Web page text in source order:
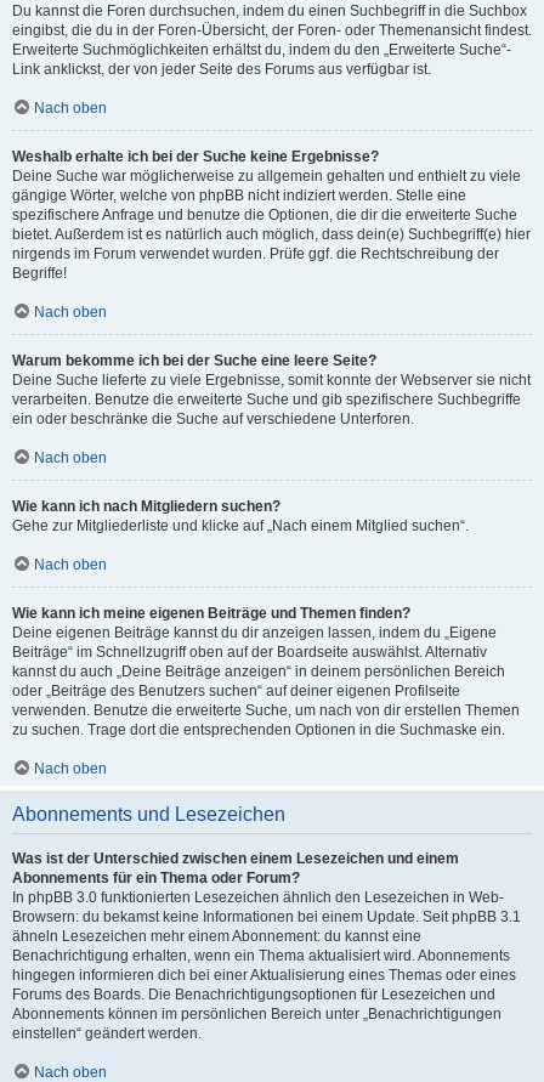
Du kannst die Foren durchsuchen, indem du einen Suchbegriff in die Suchbox
eingibst, die du in der Foren-Übersicht, der Foren- oder Themenansicht findest.
Erweiterte Suchmöglichkeiten erhältst du, indem du den „Erweiterte Suche“-
Link anklickst, der von jeder Seite des Forums aus verfügbar ist.
Nach oben
Weshalb erhalte ich bei der Suche keine Ergebnisse?
Deine Suche war möglicherweise zu allgemein gehalten und enthielt zu viele
gängige Wörter, welche von phpBB nicht indiziert werden. Stelle eine
spezifischere Anfrage und benutze die Optionen, die dir die erweiterte Suche
bietet. Außerdem ist es natürlich auch möglich, dass dein(e) Suchbegriff(e) hier
nirgends im Forum verwendet wurden. Prüfe ggf. die Rechtschreibung der
Begriffe!
Nach oben
Warum bekomme ich bei der Suche eine leere Seite?
Deine Suche lieferte zu viele Ergebnisse, somit konnte der Webserver sie nicht
verarbeiten. Benutze die erweiterte Suche und gib spezifischere Suchbegriffe
ein oder beschränke die Suche auf verschiedene Unterforen.
Nach oben
Wie kann ich nach Mitgliedern suchen?
Gehe zur Mitgliederliste und klicke auf „Nach einem Mitglied suchen“.
Nach oben
Wie kann ich meine eigenen Beiträge und Themen finden?
Deine eigenen Beiträge kannst du dir anzeigen lassen, indem du „Eigene
Beiträge“ im Schnellzugriff oben auf der Boardseite auswählst. Alternativ
kannst du auch „Deine Beiträge anzeigen“ in deinem persönlichen Bereich
oder „Beiträge des Benutzers suchen“ auf deiner eigenen Profilseite
verwenden. Benutze die erweiterte Suche, um nach von dir erstellen Themen
zu suchen. Trage dort die entsprechenden Optionen in die Suchmaske ein.
Nach oben
Abonnements und Lesezeichen
Was ist der Unterschied zwischen einem Lesezeichen und einem
Abonnements für ein Thema oder Forum?
In phpBB 3.0 funktionierten Lesezeichen ähnlich den Lesezeichen in Web-
Browsern: du bekamst keine Informationen bei einem Update. Seit phpBB 3.1
ähneln Lesezeichen mehr einem Abonnement: du kannst eine
Benachrichtigung erhalten, wenn ein Thema aktualisiert wird. Abonnements
hingegen informieren dich bei einer Aktualisierung eines Themas oder eines
Forums des Boards. Die Benachrichtigungsoptionen für Lesezeichen und
Abonnements können im persönlichen Bereich unter „Benachrichtigungen
einstellen“ geändert werden.
Nach oben